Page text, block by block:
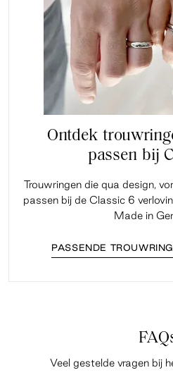
Ontdek
passen bij
Trouwringen die qua design,
passen bij de Classic 6
Made in
PASSENDE
Veel gestelde vragen bij